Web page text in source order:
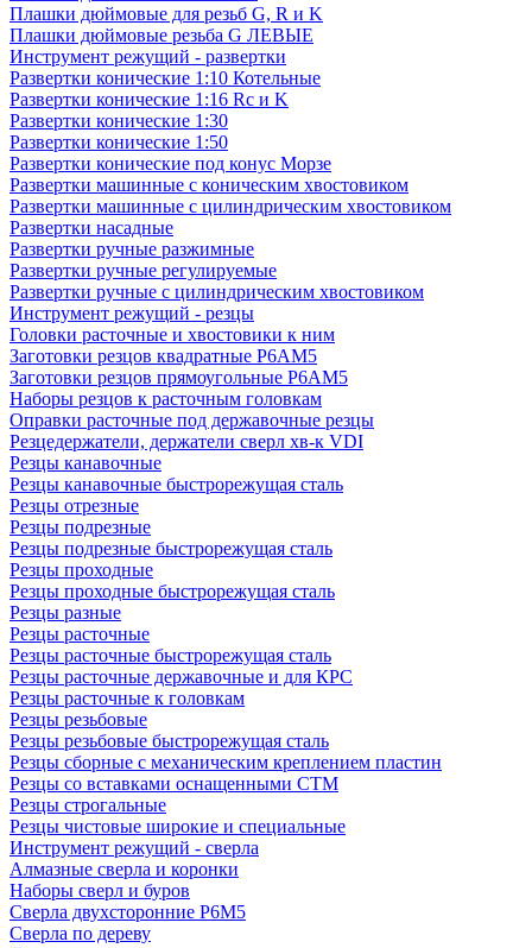
Плашки дюймовые для резьб G, R и K
Плашки дюймовые резьба G ЛЕВЫЕ
Инструмент режущий - развертки
Развертки конические 1:10 Котельные
Развертки конические 1:16 Rc и K
Развертки конические 1:30
Развертки конические 1:50
Развертки конические под конус Морзе
Развертки машинные с коническим хвостовиком
Развертки машинные с цилиндрическим хвостовиком
Развертки насадные
Развертки ручные разжимные
Развертки ручные регулируемые
Развертки ручные с цилиндрическим хвостовиком
Инструмент режущий - резцы
Головки расточные и хвостовики к ним
Заготовки резцов квадратные Р6АМ5
Заготовки резцов прямоугольные Р6АМ5
Наборы резцов к расточным головкам
Оправки расточные под державочные резцы
Резцедержатели, держатели сверл хв-к VDI
Резцы канавочные
Резцы канавочные быстрорежущая сталь
Резцы отрезные
Резцы подрезные
Резцы подрезные быстрорежущая сталь
Резцы проходные
Резцы проходные быстрорежущая сталь
Резцы разные
Резцы расточные
Резцы расточные быстрорежущая сталь
Резцы расточные державочные и для КРС
Резцы расточные к головкам
Резцы резьбовые
Резцы резьбовые быстрорежущая сталь
Резцы сборные с механическим креплением пластин
Резцы со вставками оснащенными СТМ
Резцы строгальные
Резцы чистовые широкие и специальные
Инструмент режущий - сверла
Алмазные сверла и коронки
Наборы сверл и буров
Сверла двухсторонние Р6М5
Сверла по дереву